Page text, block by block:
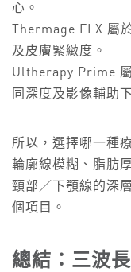
心。
Thermage FLX 屬
及皮膚緊緻度。
Ultherapy Prime
同深度及影像輔助
所以，選擇哪一種
輪廓線模糊、脂肪
頸部／下顎線的深
個項目。
總結：三波